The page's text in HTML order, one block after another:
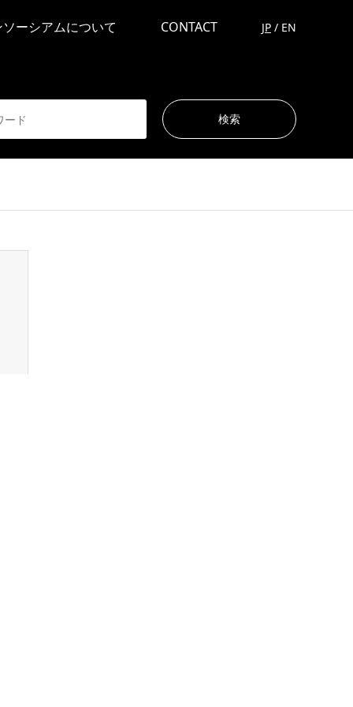
ソーシアムについて CONTACT JP / EN